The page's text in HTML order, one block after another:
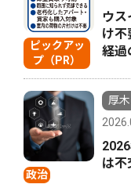
ピックアッ
プ（PR）
ウ
け
経過
政治
厚
は不